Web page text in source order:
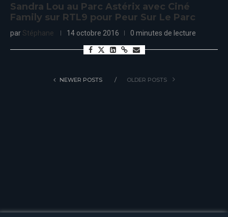
Sandra Lou au Parc Astérix avec Ciné
Family sur RTL9 pour Peur Sur Le Parc
par Stéphane 14 octobre 2016 0 minutes de lecture
NEWER POSTS OLDER POSTS